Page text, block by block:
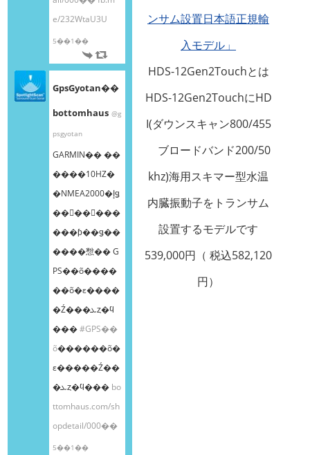
e/232WtaU3U
5��1��
GpsGyotan��
bottomhaus @g
psgyotan
GARMIN�� ��
����10HZ�
�NMEA2000�إǥ
��󥰥��󥵡���
���ƥ��ǥ��
����㥹�� G
PS��õ����
��õ�ε����
�Ź���ܥȥ�ϥ
���#GPS��
õ������õ�
ε�����Ź��
�ܥȥ�ϥ��� bo
ttomhaus.com/sh
opdetail/000��
5��1��
ンサム設置日本語正規輸
入モデル」
HDS-12Gen2Touchとは
HDS-12Gen2TouchにHD
I(ダウンスキャン800/455
ブロードバンド200/50
khz)海用スキマー型水温
内臓振動子をトランサム
設置するモデルです
539,000円（ 税込582,120
円）